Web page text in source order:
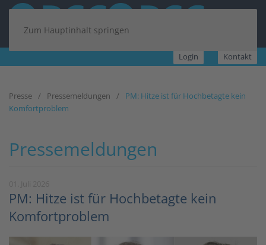
Zum Hauptinhalt springen
Login Kontakt
Presse Pressemeldungen
PM: Hitze ist für Hochbetagte kein
Komfortproblem
Pressemeldungen
PM: Hitze ist für Hochbetagte kein
Komfortproblem